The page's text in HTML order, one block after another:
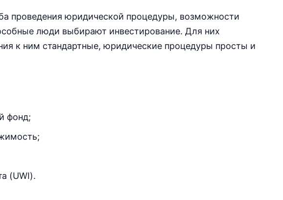
проведения юридической процедуры, возможности
люди выбирают инвестирование. Для них
к ним стандартные, юридические процедуры просты и
фонд;
(UWI).